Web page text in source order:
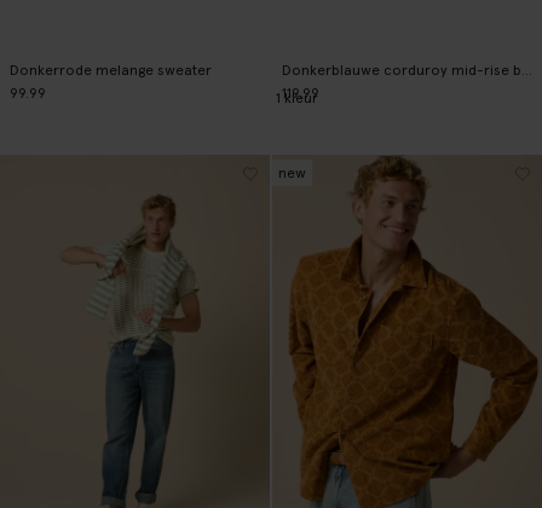
Donkerrode melange sweater
99.99
119.99
1 kleur
new